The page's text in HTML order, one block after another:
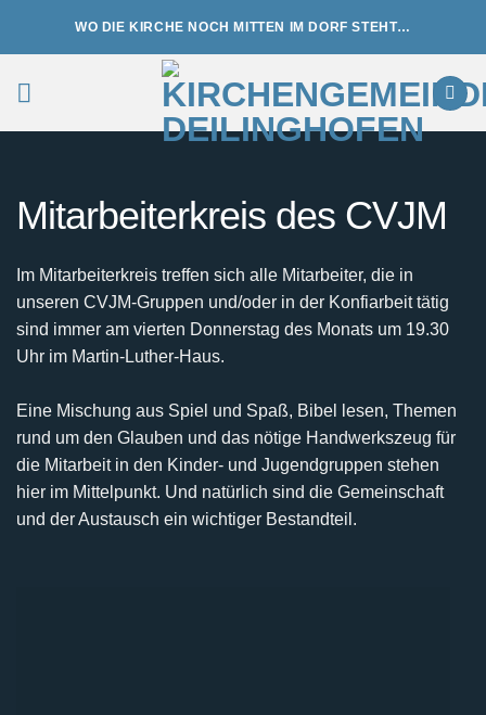
WO DIE KIRCHE NOCH MITTEN IM DORF STEHT…
Mitarbeiterkreis des CVJM
Im Mitarbeiterkreis treffen sich alle Mitarbeiter, die in
unseren CVJM-Gruppen und/oder in der Konfiarbeit tätig
sind immer am vierten Donnerstag des Monats um 19.30
Uhr im Martin-Luther-Haus.
Eine Mischung aus Spiel und Spaß, Bibel lesen, Themen
rund um den Glauben und das nötige Handwerkszeug für
die Mitarbeit in den Kinder- und Jugendgruppen stehen
hier im Mittelpunkt. Und natürlich sind die Gemeinschaft
und der Austausch ein wichtiger Bestandteil.